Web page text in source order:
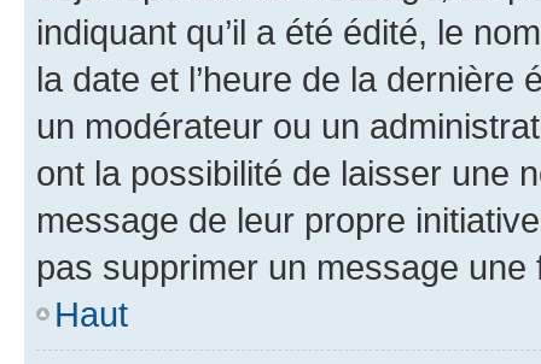
indiquant qu’il a été édité, le
la date et l’heure de la dernière
un modérateur ou un
ont la possibilité de laisser une
message de leur propre
pas supprimer un message une
Haut